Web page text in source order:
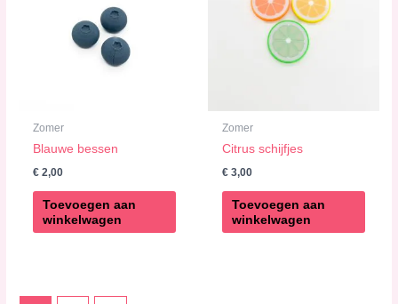
Zomer
Blauwe bessen
€ 2,00
Toevoegen aan
winkelwagen
Zomer
Citrus schijfjes
€ 3,00
Toevoegen aan
winkelwagen